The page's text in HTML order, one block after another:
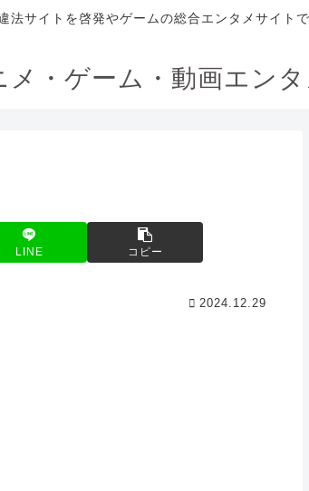
法サイトを啓発やゲームの総合エンタメサイト
メ・ゲーム・動画エン
LINE コピー
2024.12.29